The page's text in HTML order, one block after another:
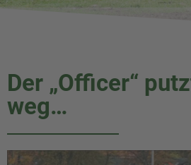
Der „Officer“
weg…